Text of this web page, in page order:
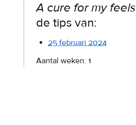
A cure for my feels
de tips van:
25 februari 2024
Aantal weken: 1